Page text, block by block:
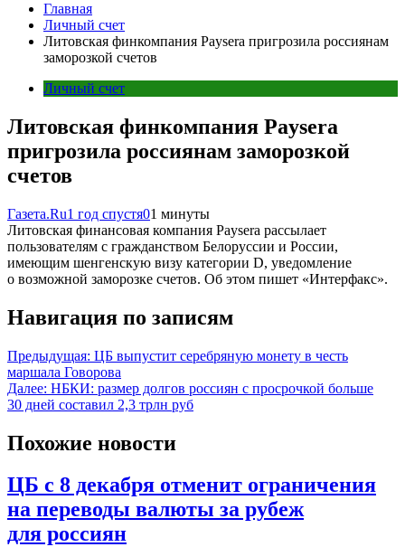
Главная
Личный счет
Литовская финкомпания Paysera пригрозила россиянам
заморозкой счетов
Личный счет
Литовская финкомпания Paysera
пригрозила россиянам заморозкой
счетов
Газета.Ru1 год спустя01 минуты
Литовская финансовая компания Paysera рассылает
пользователям с гражданством Белоруссии и России,
имеющим шенгенскую визу категории D, уведомление
о возможной заморозке счетов. Об этом пишет «Интерфакс».
Навигация по записям
Предыдущая: ЦБ выпустит серебряную монету в честь
маршала Говорова
Далее: НБКИ: размер долгов россиян с просрочкой больше
30 дней составил 2,3 трлн руб
Похожие новости
ЦБ с 8 декабря отменит ограничения
на переводы валюты за рубеж
для россиян